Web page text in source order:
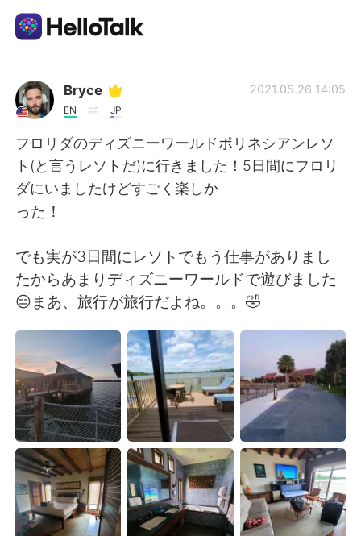
언어 교환 앱
AI Grammar Checker
한국어
繁體中文 Español
Deutsch 日本語
Русский ไทย
Indonesia Italiano
Türkçe Tiếng Việt
Português
Bryce
EN JP
2021.05.26 14:05
フロリダのディズニーワールドポリネシアンレソ
ト(と言うレソトだ)に行きました！5日間にフロリ
ダにいましたけどすごく楽しか
った！
でも実が3日間にレソトでもう仕事がありまし
たからあまりディズニーワールドで遊びました
😑まあ、旅行が旅行だよね。。。🤣